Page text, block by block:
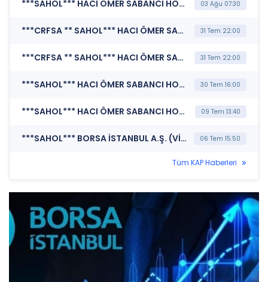
***SAHOL*** HACI ÖMER SABANCI HOLDİNG A.Ş. (Şirket Genel Bilgi Formu) 03 Ağu 07:30
***CRFSA ** SAHOL*** HACI ÖMER SABANCI HOLDİNG A.Ş. (Pay Alım Satım Bildirimi) 31 Tem 22:00
***CRFSA ** SAHOL*** HACI ÖMER SABANCI HOLDİNG A.Ş. (Finansal Duran Varlık Satışı) 31 Tem 22:00
***SAHOL*** HACI ÖMER SABANCI HOLDİNG A.Ş. (Yönetim Kurulu Komiteleri) 30 Tem 16:00
***SAHOL*** HACI ÖMER SABANCI HOLDİNG A.Ş. (Finansal Takvim) 09 Tem 13:40
***SAHOL*** BORSA İSTANBUL A.Ş. (VİOP İşlem İptali Duyuruları) 06 Tem 15:50
Tüm KAP Haberleri